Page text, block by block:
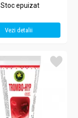
Stoc epuizat
Vezi detalii